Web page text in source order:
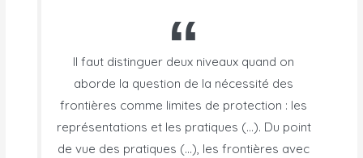
Il faut distinguer deux niveaux quand on
aborde la question de la nécessité des
frontières comme limites de protection : les
représentations et les pratiques (…). Du point
de vue des pratiques (…), les frontières avec